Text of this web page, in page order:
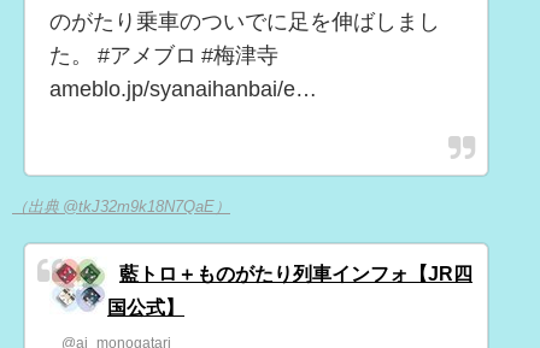
のがたり乗車のついでに足を伸ばしまし
た。 #アメブロ #梅津寺
ameblo.jp/syanaihanbai/e…
（出典 @tkJ32m9k18N7QaE）
藍トロ＋ものがたり列車インフォ【JR四
国公式】
@ai_monogatari_